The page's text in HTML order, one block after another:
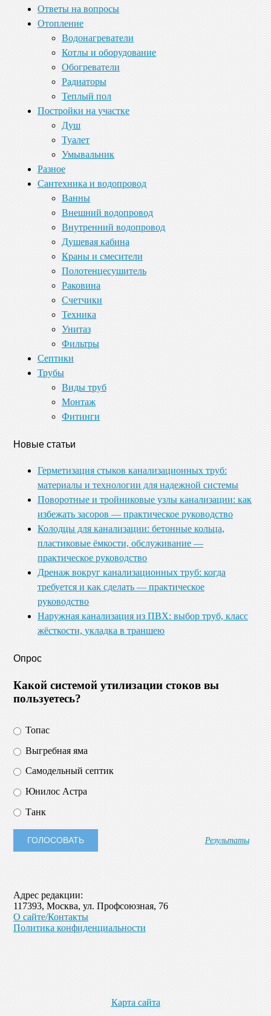
Ответы на вопросы
Отопление
Водонагреватели
Котлы и оборудование
Обогреватели
Радиаторы
Теплый пол
Постройки на участке
Душ
Туалет
Умывальник
Разное
Сантехника и водопровод
Ванны
Внешний водопровод
Внутренний водопровод
Душевая кабина
Краны и смесители
Полотенцесушитель
Раковина
Счетчики
Техника
Унитаз
Фильтры
Септики
Трубы
Виды труб
Монтаж
Фитинги
Новые статьи
Герметизация стыков канализационных труб:
материалы и технологии для надежной системы
Поворотные и тройниковые узлы канализации: как
избежать засоров — практическое руководство
Колодцы для канализации: бетонные кольца,
пластиковые ёмкости, обслуживание —
практическое руководство
Дренаж вокруг канализационных труб: когда
требуется и как сделать — практическое
руководство
Наружная канализация из ПВХ: выбор труб, класс
жёсткости, укладка в траншею
Опрос
Какой системой утилизации стоков вы
пользуетесь?
Топас
Выгребная яма
Самодельный септик
Юнилос Астра
Танк
Результаты
Адрес редакции:
117393, Москва, ул. Профсоюзная, 76
О сайте/Контакты
Политика конфиденциальности
Карта сайта